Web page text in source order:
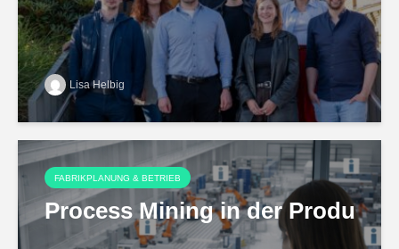
Lisa Helbig
FABRIKPLANUNG & BETRIEB
Process Mining in der